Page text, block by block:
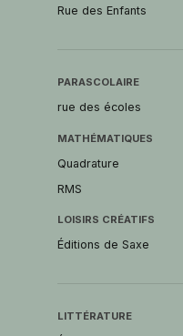
Rue des Enfants
PARASCOLAIRE
rue des écoles
MATHÉMATIQUES
Quadrature
RMS
LOISIRS CRÉATIFS
Éditions de Saxe
LITTÉRATURE